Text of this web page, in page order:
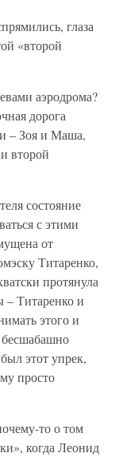
глаза
«второй
аэродрома?
дорога
– Зоя и Маша,
второй
состояние
с этими
от
Титаренко,
протянула
– Титаренко и
этого и
этот упрек,
просто
то о том
когда Леонид